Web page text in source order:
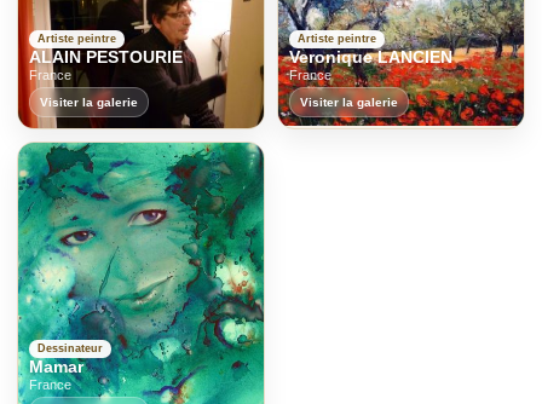
Artiste peintre
ALAIN PESTOURIE
France
Visiter la galerie
Artiste peintre
Veronique LANCIEN
France
Visiter la galerie
Dessinateur
Mamar
France